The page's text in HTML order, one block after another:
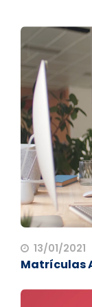
13/01/2021
Matrículas